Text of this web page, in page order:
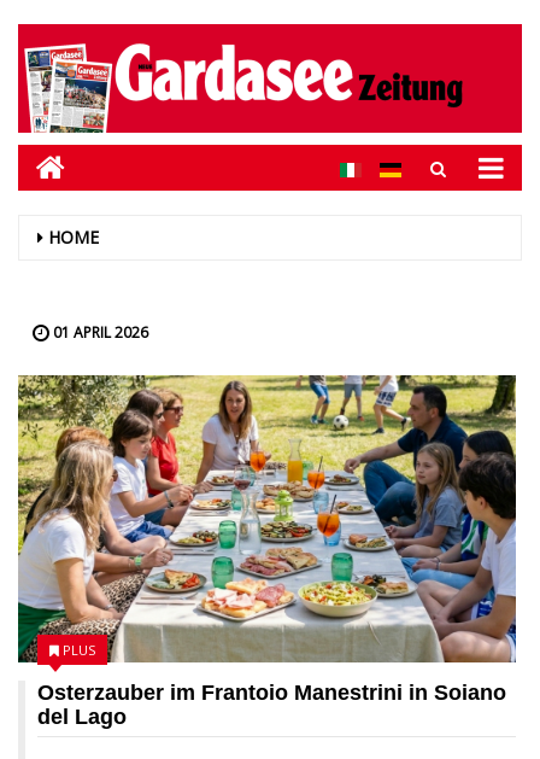
HOME
01 APRIL 2026
Osterzauber im Frantoio Manestrini in Soiano
del Lago
PLUS